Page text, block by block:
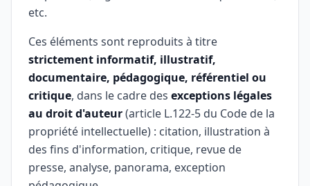
etc.
Ces éléments sont reproduits à titre
strictement informatif, illustratif,
documentaire, pédagogique, référentiel ou
critique, dans le cadre des exceptions légales
au droit d'auteur(article L.122-5 du Code de la
propriété intellectuelle) : citation, illustration à
des fins d'information, critique, revue de
presse, analyse, panorama, exception